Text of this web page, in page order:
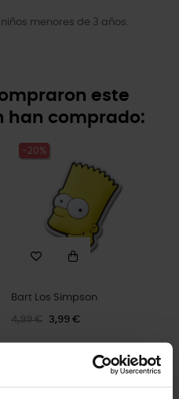
menores de 3 años.
este
han comprado:
-20%
Bart Los Simpson
4,99 € 3,99 €